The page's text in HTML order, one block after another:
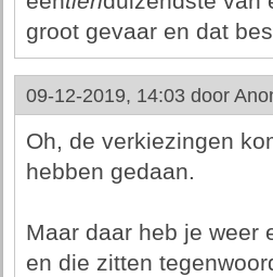
groot gevaar en dat
09-12-2019, 14:03 door
Oh, de verkiezingen
hebben gedaan.
Maar daar heb je weer
en die zitten